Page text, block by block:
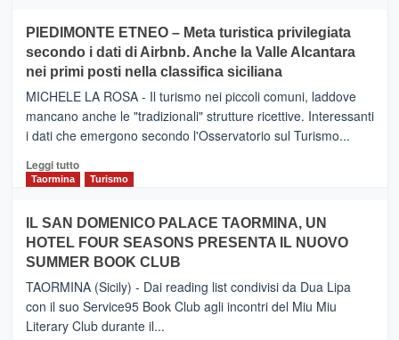
CATANIA
–
Inaugurato
il
nuovo
collegamento
tra
e
Zanzibar
da
Neos
PIEDIMONTE ETNEO – Meta turistica privilegiata
secondo i dati di Airbnb. Anche la Valle Alcantara
nei primi posti nella classifica siciliana
MICHELE LA ROSA - Il turismo nei piccoli comuni, laddove
mancano anche le "tradizionali" strutture ricettive. Interessanti
i dati che emergono secondo l'Osservatorio sul Turismo...
Leggi tuttoLeggi
PIEDIMONTE
ETNEO
–
Meta
turistica
privilegiata
secondo
Taormina Turismo
IL SAN DOMENICO PALACE TAORMINA, UN
HOTEL FOUR SEASONS PRESENTA IL NUOVO
SUMMER BOOK CLUB
TAORMINA (Sicily) - Dai reading list condivisi da Dua Lipa
con il suo Service95 Book Club agli incontri del Miu Miu
Literary Club durante il...